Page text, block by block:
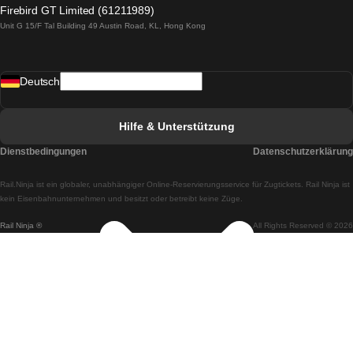
Züge von Lissabon nach Madrid
Züge von Lissabon nach Braga
Züge von Braga nach Lissabon
Firebird GT Limited (61211989)
Unit G 15/F Tal Building 49 Austin Road, KL, Hong Kong
Rail Ninja ® All Rights Reserved © 2026
Rail.Ninja ist ein globaler, unabhängiger Online-Reservierungsservice für Zugtickets. Rail Ninja ist
kein Eisenbahnunternehmen und besitzt oder betreibt keine Züge.
Deutsch
Hilfe & Unterstützung
Dienstbedingungen Datenschutzerklärung